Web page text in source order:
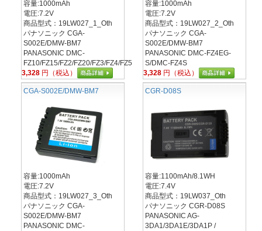
容量:1000mAh
電圧:7.2V
商品型式：19LW027_1_Oth
パナソニック CGA-
S002E/DMW-BM7
PANASONIC DMC-
FZ10/FZ15/FZ2/FZ20/FZ3/FZ4/FZ5
3,328 円（税込）
容量:1000mAh
電圧:7.2V
商品型式：19LW027_2_Oth
パナソニック CGA-
S002E/DMW-BM7
PANASONIC DMC-FZ4EG-
S/DMC-FZ4S
3,328 円（税込）
CGA-S002E/DMW-BM7
容量:1000mAh
電圧:7.2V
商品型式：19LW027_3_Oth
パナソニック CGA-
S002E/DMW-BM7
PANASONIC DMC-
CGR-D08S
容量:1100mAh/8.1WH
電圧:7.4V
商品型式：19LW037_Oth
パナソニック CGR-D08S
PANASONIC AG-
3DA1/3DA1E/3DA1P /